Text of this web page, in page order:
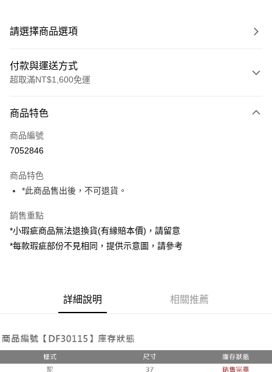
請選擇商品選項
付款與運送方式
超取滿NT$1,600免運
信用卡一次付款
超商取貨付款
Apple Pay
街口支付
Google Pay
1.本服務由台灣大哥大提供，台灣大哥大用戶可立即使用無須另外申請。
2.付款方式選擇「大哥付你分期」，訂單成立後會自動跳轉到大哥付的交易
3.實際核准額度、可分期數及費用金額請依後續交易確認頁面所載為準。
4.訂單成立30分鐘內，如未前往確認交易或遇審核未通過，訂單將自動取
消。如遇「轉專審核」未通過狀況，表示未達大哥付你分期系統評分，恕無
AFTEE先享後付
便利好安心！
１．簡單：不需註冊會員、不需綁卡、不需儲值。
２．便利：只要手機號碼，簡訊認證，即可結帳。
運送方式
商品特色
商品編號
7052846
商品特色
*此商品售出後，不可退貨。
銷售重點
*小瑕疵商品無法退換貨(有縁賠本價)，請留意
*每款瑕疵部份不見相同，提供示意圖，請參考
詳細說明 相關推薦